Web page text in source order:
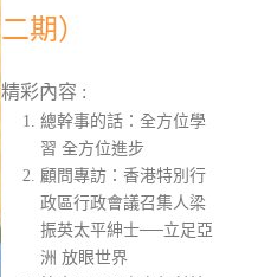
二期）
精彩內容 :
總幹事的話：全方位學
習 全方位進步
顧問專訪：香港特別行
政區行政會議召集人梁
振英太平紳士──立足亞
洲 放眼世界